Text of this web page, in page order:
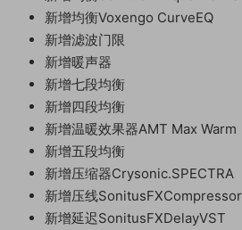
新增均衡Voxengo CurveEQ
新增滤波门限
新增暖声器
新增七段均衡
新增四段均衡
新增温暖效果器AMT Max Warm
新增五段均衡
新增压缩器Crysonic.SPECTRA
新增压线
新增延迟SonitusFXDelayVST